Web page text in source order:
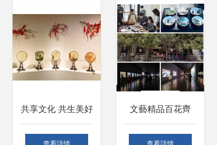
共享文化 共生美好
長三角美術館文化
文藝精品百花齊
放，紅色旅游方興